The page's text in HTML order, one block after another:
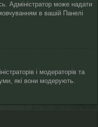
Адміністратор може надати
в вашій Панелі
і модераторів та
які вони модерують.